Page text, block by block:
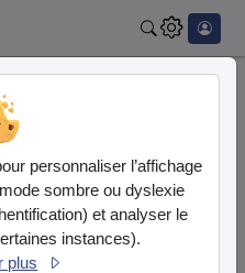
personnaliser l’affichage
sombre ou dyslexie
et analyser le
instances).
plus